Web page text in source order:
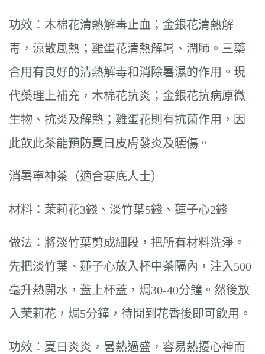
功效：木棉花清熱解毒止血；金銀花清熱解
毒，涼散風熱；雞蛋花清熱解暑、潤肺。三藥
合用有良好的清熱解毒和消除暑濕的作用。現
代藥理上補充，木棉花抗炎；金銀花抗病原微
生物、抗炎及解熱；雞蛋花則有抗菌作用，因
此飲此茶能預防夏日皮膚發炎及曬傷。
消暑寧神茶（適合寒底人士）
材料：茉莉花3錢、淡竹葉5錢、蓮子心2錢
做法：將淡竹葉剪成細段，把所有材料洗淨。
先把淡竹葉、蓮子心放入杯中茶隔內，注入500
毫升熱開水，蓋上杯蓋，焗30-40分鐘。然後放
入茉莉花，焗5分鐘，待聞到花香後即可飲用。
功效：夏日炎炎，暑熱過盛，容易熱擾心神而